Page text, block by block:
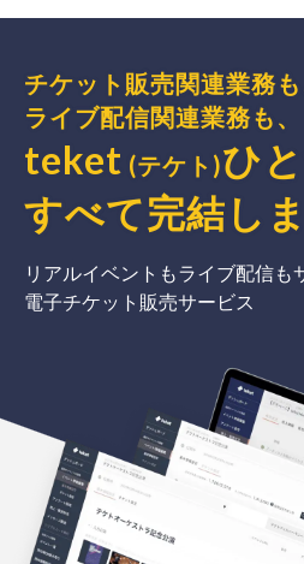
チケット販売関連業務も
ライブ配信関連業務も、
teket (テケト)ひ
すべて完結 し
リアルイベントもライブ配信も
電子チケット販売サービス